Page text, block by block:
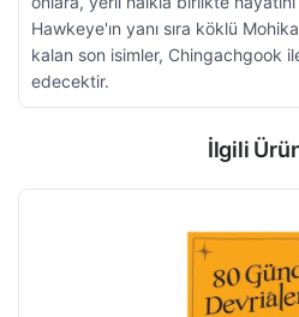
Hawkeye'ın yanı sıra köklü
kalan son isimler, Chingachgook
edecektir.
İlgili